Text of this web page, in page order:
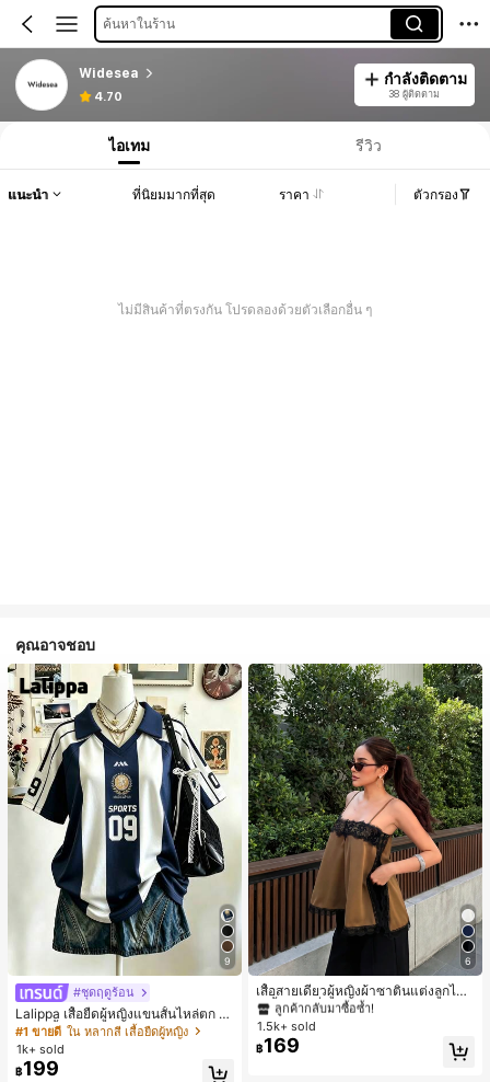
ค้นหาในร้าน
Widesea
4.70
กำลังติดตาม
38 ผู้ติดตาม
ไอเทม รีวิว
แนะนำ ที่นิยมมากที่สุด ราคา ตัวกรอง
ไม่มีสินค้าที่ตรงกัน โปรดลองด้วยตัวเลือกอื่น ๆ
คุณอาจชอบ
9
#ชุดฤดูร้อน
Lalippa เสื้อยืดผู้หญิงแขนสั้นไหล่ตก ค
อวีปกเสื้อ ลายพิมพ์ดิจิทัลลายทาง สไตล์
สปอร์ตแฟชั่นมินิมอล ของขวัญสำหรับเ
พื่อน
#1 ขายดี ใน หลากสี เสื้อยืดผู้หญิง
1k+ sold
฿199
6
เสื้อสายเดี่ยวผู้หญิงผ้าซาตินแต่งลูกไม้
- เสื้อสายเดี่ยวฤดูร้อนสีคากีมีรอยผ่าด้า
นข้างที่น่าดึงดูดแบบสบายๆ
#1 ขายดี
ใน สีกากี เสื้อสตรี เสื้อเบลาส์ & Tee
ลูกค้ากลับมาซื้อซ้ำ!
#1 ขายดี
ใน สีกากี เสื้อสตรี เสื้อเบลาส์ & Tee
ลูกค้ากลับมาซื้อซ้ำ!
#1 ขายดี
ใน สีกากี เสื้อสตรี เสื้อเบลาส์ & Tee
ลูกค้ากลับมาซื้อซ้ำ!
#1 ขายดี
ลูกค้ากลับมาซื้อซ้ำ!
1.5k+ sold
฿169